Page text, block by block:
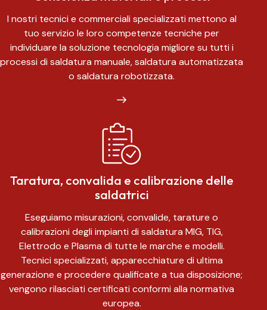
I nostri tecnici e commerciali specializzati mettono al
tuo servizio le loro competenze tecniche per
individuare la soluzione tecnologia migliore su tutti i
processi di saldatura manuale, saldatura automatizzata
o saldatura robotizzata.
Taratura, convalida e calibrazione delle
saldatrici
Eseguiamo misurazioni, convalide, tarature o
calibrazioni degli impianti di saldatura MIG, TIG,
Elettrodo e Plasma di tutte le marche e modelli.
Tecnici specializzati, apparecchiature di ultima
generazione e procedere qualificate a tua disposizione;
vengono rilasciati certificati conformi alla normativa
europea.